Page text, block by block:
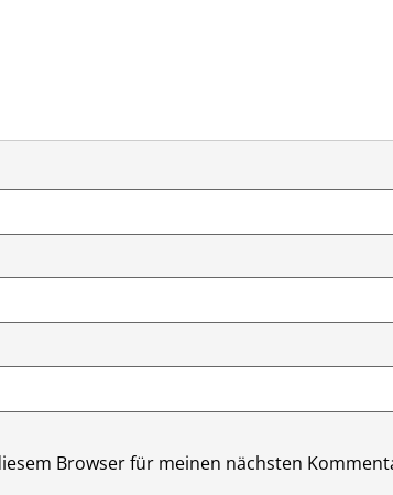
Browser für meinen nächsten